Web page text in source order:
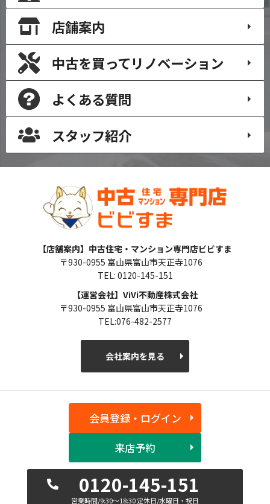
店舗案内
中古を買ってリノベーション
よくある質問
スタッフ紹介
【店舗案内】中古住宅・マンション専門店ビビすま
〒930-0955 富山県富山市天正寺1076
TEL: 0120-145-151
【運営会社】ViVi不動産株式会社
〒930-0955 富山県富山市天正寺1076
TEL:076-482-2577
会社案内を見る
会員登録・ログイン
来店予約
0120-145-151
営業時間/9:30〜18:30 定休日/水曜日・祝日